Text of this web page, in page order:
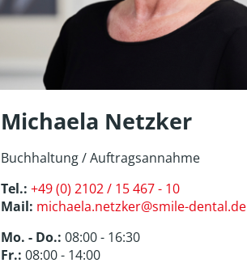
Michaela Netzker
Buchhaltung / Auftragsannahme
Tel.: +49 (0) 2102 / 15 467 - 10
Mail: michaela.netzker@smile-dental.de
Mo. - Do.: 08:00 - 16:30
Fr.: 08:00 - 14:00